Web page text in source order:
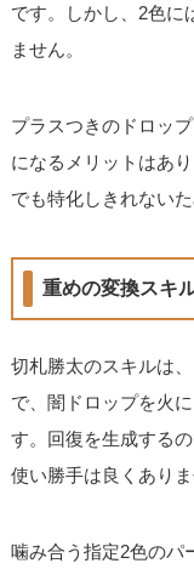
です。しかし、2色に
ません。
プラスつきのドロッ
になるメリットはあ
でも特化しきれない
重めの変換スキ
切札勝太のスキルは
で、闇ドロップを火
す。回復を生成する
使い勝手は良くありま
噛み合う指定2色のパ